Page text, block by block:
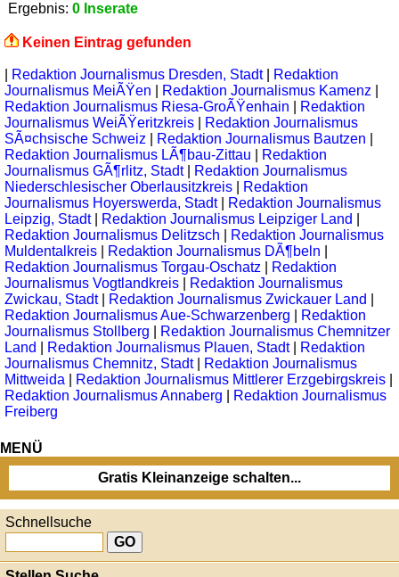
Ergebnis: 0 Inserate
Keinen Eintrag gefunden
Redaktion Journalismus Dresden, Stadt|
Redaktion
Journalismus MeiÃŸen
Redaktion Journalismus Kamenz
Redaktion Journalismus Riesa-GroÃŸenhain
Redaktion
Journalismus WeiÃŸeritzkreis
Redaktion Journalismus
SÃ¤chsische Schweiz
Redaktion Journalismus Bautzen
Redaktion Journalismus LÃ¶bau-Zittau
Redaktion
Journalismus GÃ¶rlitz, Stadt|
Redaktion Journalismus
Niederschlesischer Oberlausitzkreis
Redaktion
Journalismus Hoyerswerda, Stadt|
Redaktion Journalismus
Leipzig, Stadt| Redaktion Journalismus Leipziger Land
Redaktion Journalismus Delitzsch
Redaktion Journalismus
Muldentalkreis
Redaktion Journalismus DÃ¶beln
Redaktion Journalismus Torgau-Oschatz
Redaktion
Journalismus Vogtlandkreis
Redaktion Journalismus
Zwickau, Stadt| Redaktion Journalismus Zwickauer Land
Redaktion Journalismus Aue-Schwarzenberg
Redaktion
Journalismus Stollberg
Redaktion Journalismus Chemnitzer
Land
Redaktion Journalismus Plauen, Stadt|
Redaktion
Journalismus Chemnitz, Stadt|
Redaktion Journalismus
Mittweida
Redaktion Journalismus Mittlerer Erzgebirgskreis
Redaktion Journalismus Annaberg
Redaktion Journalismus
Freiberg
MENÜ
Gratis Kleinanzeige schalten...
Schnellsuche